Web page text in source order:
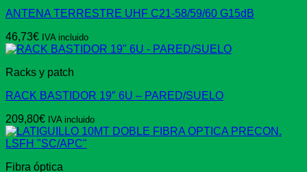
ANTENA TERRESTRE UHF C21-58/59/60 G15dB
46,73€ IVA incluido
Racks y patch
RACK BASTIDOR 19″ 6U – PARED/SUELO
209,80€ IVA incluido
Fibra óptica